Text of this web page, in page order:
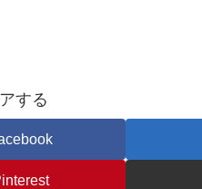
する